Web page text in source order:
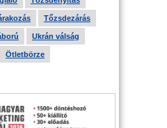
Tőzsdezárás
Ukrán válság
Ötletbörze